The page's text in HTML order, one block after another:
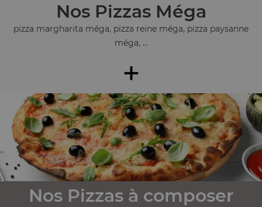
Nos Pizzas Méga
pizza margharita méga, pizza reine méga, pizza paysanne
méga, ...
+
Nos Pizzas à composer